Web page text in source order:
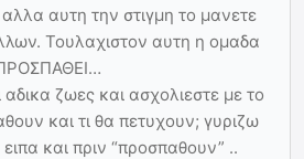
αυτη την στιγμη το μανετε
Τουλαχιστον αυτη η ομαδα
ζωες και ασχολιεστε με το
και τι θα πετυχουν; γυριζω
και πριν “προσπαθουν” ..